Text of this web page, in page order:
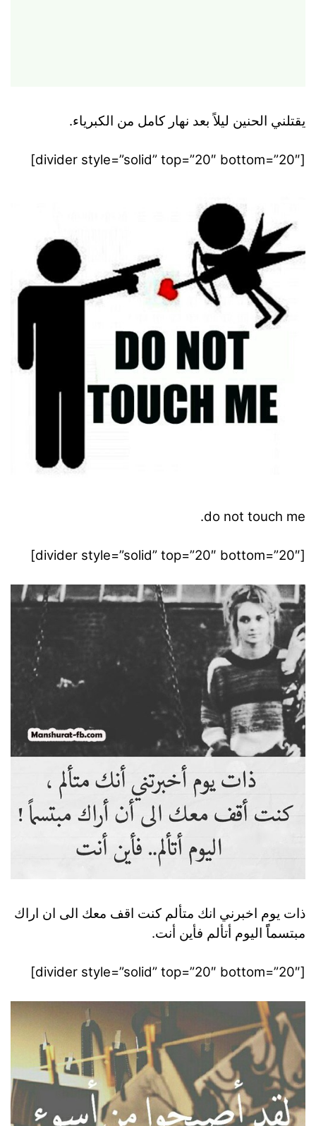
يقتلني الحنين ليلاً بعد نهار كامل من الكبرياء.
[divider style=”solid” top=”20″ bottom=”20″]
do not touch me.
[divider style=”solid” top=”20″ bottom=”20″]
ذات يوم اخبرني انك متألم كنت اقف معك الى ان اراك
مبتسماًً اليوم أتألم فأين أنت.
[divider style=”solid” top=”20″ bottom=”20″]